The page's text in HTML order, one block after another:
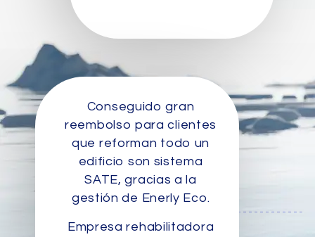
Conseguido gran
reembolso para clientes
que reforman todo un
edificio son sistema
SATE, gracias a la
gestión de Enerly Eco.
Empresa rehabilitadora